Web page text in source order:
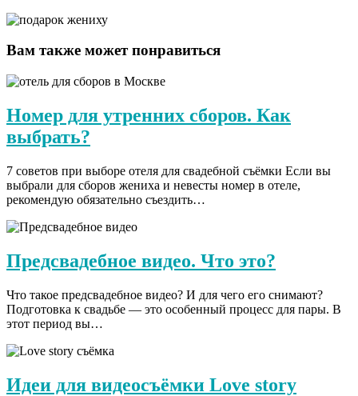
Вам также может понравиться
Номер для утренних сборов. Как
выбрать?
7 советов при выборе отеля для свадебной съёмки Если вы
выбрали для сборов жениха и невесты номер в отеле,
рекомендую обязательно съездить…
Предсвадебное видео. Что это?
Что такое предсвадебное видео? И для чего его снимают?
Подготовка к свадьбе — это особенный процесс для пары. В
этот период вы…
Идеи для видеосъёмки Love story